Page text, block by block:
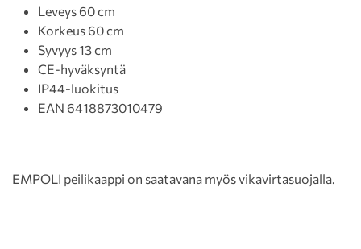
Leveys 60 cm
Korkeus 60 cm
Syvyys 13 cm
CE-hyväksyntä
IP44-luokitus
EAN 6418873010479
EMPOLI peilikaappi on saatavana myös vikavirtasuojalla.